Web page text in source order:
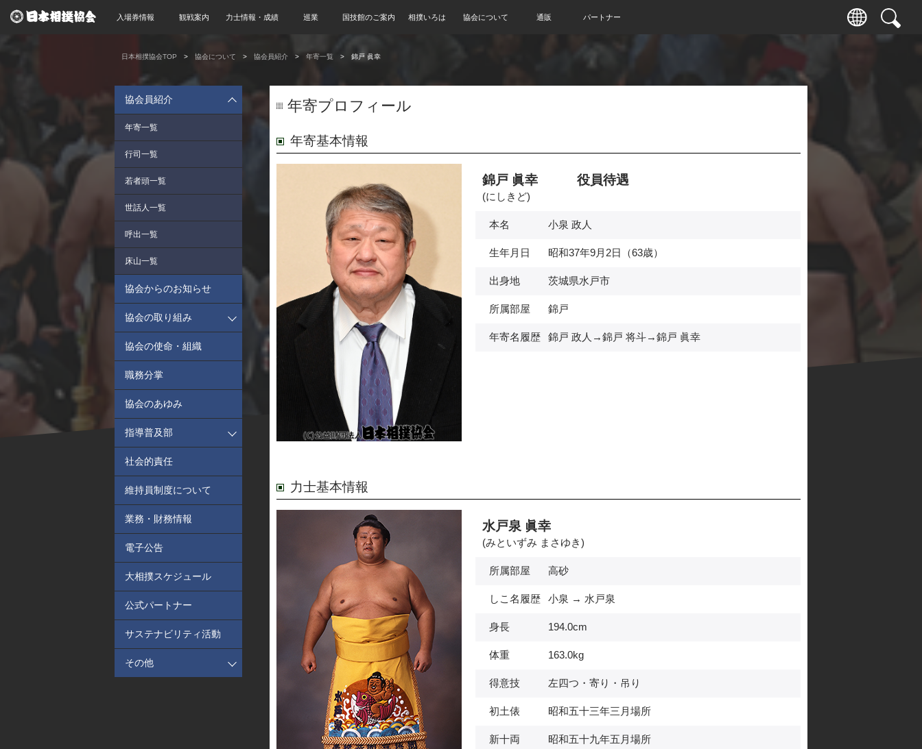
入場券情報 観戦案内 力士情報・成績 巡業 国技館のご案内 相撲いろは 協会について 通販 パートナー
日本相撲協会TOP 協会について 協会員紹介 年寄一覧 錦戸 眞幸
年寄プロフィール
年寄基本情報
錦戸 眞幸 役員待遇
(にしきど)
本名 小泉 政人
生年月日 昭和37年9月2日（63歳）
出身地 茨城県水戸市
所属部屋 錦戸
年寄名履歴 錦戸 政人→錦戸 将斗→錦戸 眞幸
力士基本情報
水戸泉 眞幸
(みといずみ まさゆき)
所属部屋 高砂
しこ名履歴 小泉 → 水戸泉
身長 194.0cm
体重 163.0kg
得意技 左四つ・寄り・吊り
初土俵 昭和五十三年三月場所
新十両 昭和五十九年五月場所
協会員紹介
年寄一覧
行司一覧
若者頭一覧
世話人一覧
呼出一覧
床山一覧
協会からのお知らせ
協会の取り組み
協会の使命・組織
職務分掌
協会のあゆみ
指導普及部
社会的責任
維持員制度について
業務・財務情報
電子公告
大相撲スケジュール
公式パートナー
サステナビリティ活動
その他